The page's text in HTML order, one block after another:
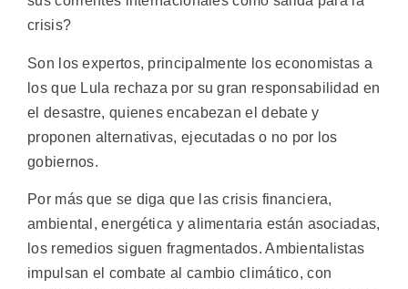
crisis?
Son los expertos, principalmente los economistas a
los que Lula rechaza por su gran responsabilidad en
el desastre, quienes encabezan el debate y
proponen alternativas, ejecutadas o no por los
gobiernos.
Por más que se diga que las crisis financiera,
ambiental, energética y alimentaria están asociadas,
los remedios siguen fragmentados. Ambientalistas
impulsan el combate al cambio climático, con